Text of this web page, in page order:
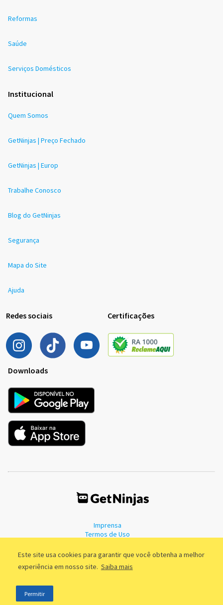
Este site usa cookies para garantir que você obtenha a melhor
experiência em nosso site. Saiba mais
Permitir
Reformas
Saúde
Serviços Domésticos
Institucional
Quem Somos
GetNinjas | Preço Fechado
GetNinjas | Europ
Trabalhe Conosco
Blog do GetNinjas
Segurança
Mapa do Site
Ajuda
Redes sociais Certificações
Downloads
Imprensa
Termos de Uso
©2011 - 2026, GetNinjas LTDA. CNPJ 55.744.877/0001-89 - Rua Dr.
Fernandes Coelho, 85 - 3º andar - São Paulo/SP - Brasil